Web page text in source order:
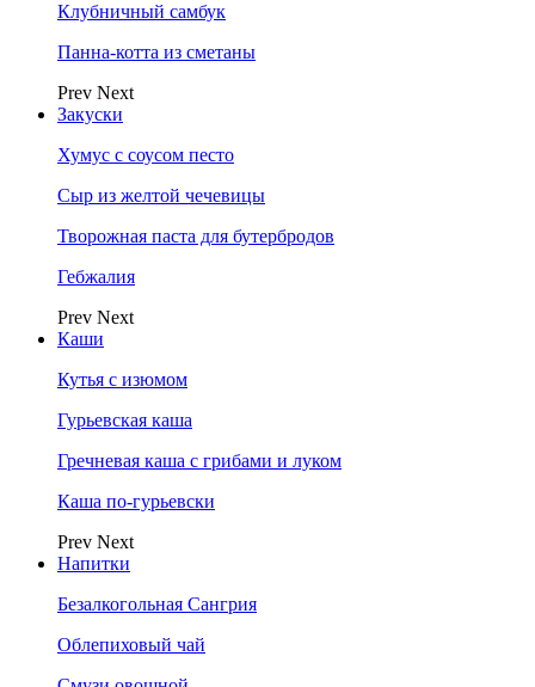
Клубничный самбук
Панна-котта из сметаны
Prev Next
Закуски
Хумус с соусом песто
Сыр из желтой чечевицы
Творожная паста для бутербродов
Гебжалия
Prev Next
Каши
Кутья с изюмом
Гурьевская каша
Гречневая каша с грибами и луком
Каша по-гурьевски
Prev Next
Напитки
Безалкогольная Сангрия
Облепиховый чай